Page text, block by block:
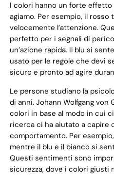
I colori hanno un forte
agiamo. Per esempio, il
velocemente l’attenzione.
perfetto per i segnali di
un’azione rapida. Il blu si
usato per le regole che devi
sicuro e pronto ad agire
Le persone studiano la
di anni. Johann Wolfgang von
colori in base al modo in cui
ricerca ci ha aiutato a capire
comportamento. Per
mentre il blu e il bianco si
Questi sentimenti sono
sicurezza, dove i colori giusti